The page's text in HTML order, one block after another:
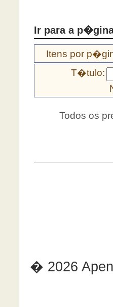
Ir para a
Itens por
T�tulo:
Todos os
� 2026